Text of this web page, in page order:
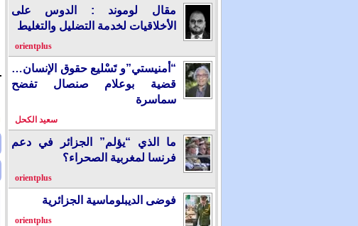
مقال لوموند : الدوس على
الأخلاقيات لخدمة التضليل والتغليط
orientplus
“أمنيستي”و تَسْليع حقوق الإنسان…
قضية بوعلام صنصال تفضح
سماسرة
سعيد الكحل
ما الذي “يؤلم” الجزائر في دعم
فرنسا لمغربية الصحراء؟
orientplus
فوضى الديبلوماسية الجزائرية
orientplus